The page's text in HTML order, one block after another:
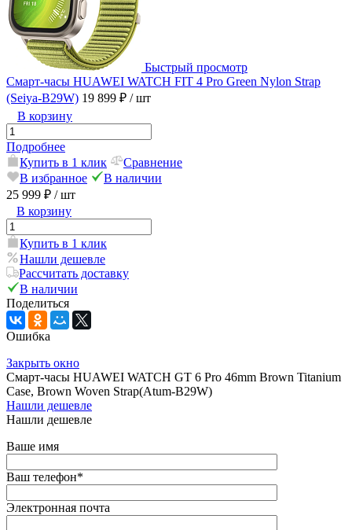
Быстрый просмотр
Смарт-часы HUAWEI WATCH FIT 4 Pro Green Nylon Strap
(Seiya-B29W) 19 899 ₽ / шт
В корзину
Подробнее
Купить в 1 клик
Сравнение
В избранное
В наличии
25 999 ₽ / шт
В корзину
Купить в 1 клик
Нашли дешевле
Рассчитать доставку
В наличии
Поделиться
Ошибка
Закрыть окно
Смарт-часы HUAWEI WATCH GT 6 Pro 46mm Brown Titanium
Case, Brown Woven Strap(Atum-B29W)
Нашли дешевле
Нашли дешевле
Ваше имя
Ваш телефон*
Электронная почта